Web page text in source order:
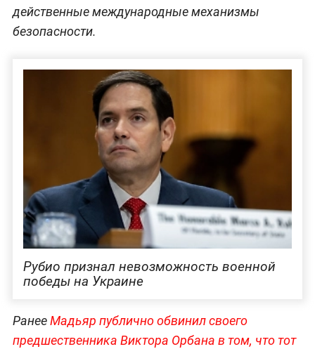
действенные международные механизмы
безопасности.
Рубио признал невозможность военной
победы на Украине
РанееМадьяр публично обвинил своего
предшественника Виктора Орбана в том, что тот